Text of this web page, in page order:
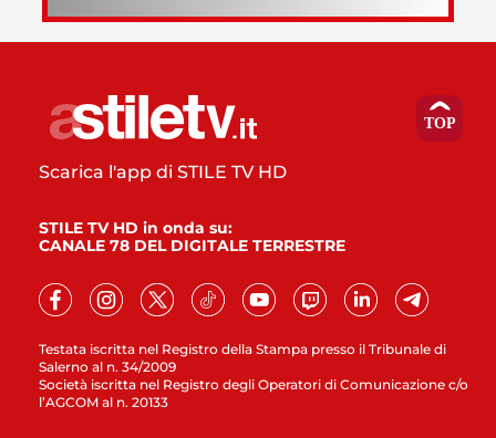
Testata iscritta nel Registro della Stampa presso il Tribunale di
Salerno al n. 34/2009
Società iscritta nel Registro degli Operatori di Comunicazione c/o
l’AGCOM al n. 20133
Scarica l'app di STILE TV HD
STILE TV HD in onda su:
CANALE 78 DEL DIGITALE TERRESTRE